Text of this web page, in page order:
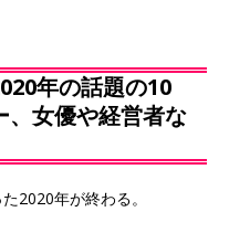
年の話題の10
女優や経営者な
2020年が終わる。